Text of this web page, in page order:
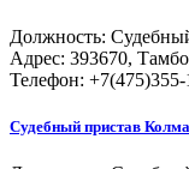
Должность:
Адрес: 393670,
Телефон: +7(475)355-
Судебный пристав